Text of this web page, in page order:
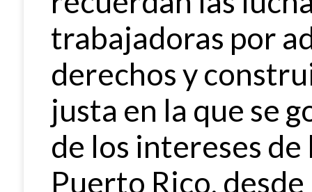
trabajadoras por
derechos y
justa en la que se
de los intereses de
Puerto Rico,